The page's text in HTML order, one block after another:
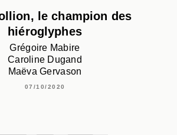
le champion des
hiéroglyphes
Grégoire Mabire
Caroline Dugand
Maëva Gervason
07/10/2020